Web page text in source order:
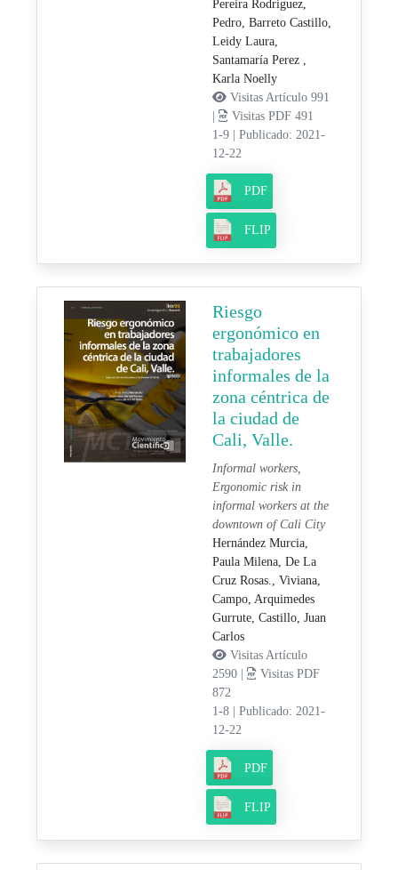
Pereira Rodríguez,
Pedro, Barreto Castillo,
Leidy Laura,
Santamaría Perez ,
Karla Noelly
Visitas Artículo 991
Visitas PDF 491
1-9
Publicado: 2021-
12-22
PDF
FLIP
Riesgo
ergonómico en
trabajadores
informales de la
zona céntrica de
la ciudad de
Cali, Valle.
Informal workers,
Ergonomic risk in
informal workers at the
downtown of Cali City
Hernández Murcia,
Paula Milena, De La
Cruz Rosas., Viviana,
Campo, Arquimedes
Gurrute, Castillo, Juan
Carlos
Visitas Artículo
2590 |
Visitas PDF
872
1-8
Publicado: 2021-
12-22
PDF
FLIP